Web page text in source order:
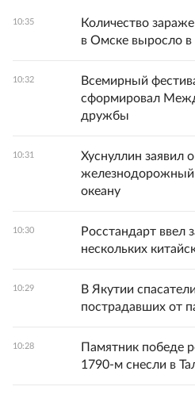
10:35
Количество
в Омске выросло в
10:32
Всемирный
сформировал
дружбы
10:31
Хуснуллин заявил
океану
10:30
Росстандарт ввел
нескольких
10:29
В Якутии
пострадавших от
10:28
Памятник победе
1790-м снесли в